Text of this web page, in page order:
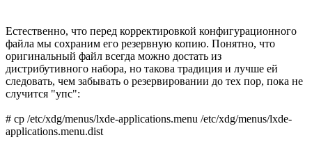
Естественно, что перед корректировкой конфигурационного
файла мы сохраним его резервную копию. Понятно, что
оригинальный файл всегда можно достать из
дистрибутивного набора, но такова традиция и лучше ей
следовать, чем забывать о резервировании до тех пор, пока не
случится "упс":
# cp /etc/xdg/menus/lxde-applications.menu /etc/xdg/menus/lxde-
applications.menu.dist